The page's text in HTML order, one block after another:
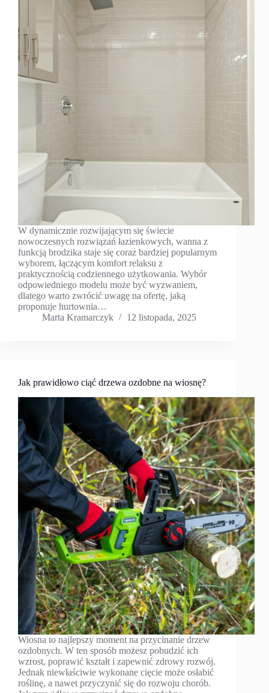
W dynamicznie rozwijającym się świecie
nowoczesnych rozwiązań łazienkowych, wanna z
funkcją brodzika staje się coraz bardziej popularnym
wyborem, łączącym komfort relaksu z
praktycznością codziennego użytkowania. Wybór
odpowiedniego modelu może być wyzwaniem,
dlatego warto zwrócić uwagę na ofertę, jaką
proponuje hurtownia…
Marta Kramarczyk
12 listopada, 2025
Jak prawidłowo ciąć drzewa ozdobne na wiosnę?
Wiosna to najlepszy moment na przycinanie drzew
ozdobnych. W ten sposób możesz pobudzić ich
wzrost, poprawić kształt i zapewnić zdrowy rozwój.
Jednak niewłaściwie wykonane cięcie może osłabić
roślinę, a nawet przyczynić się do rozwoju chorób.